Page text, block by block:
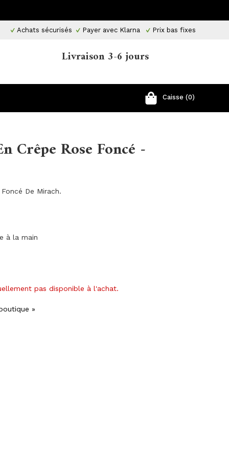
Achats sécurisés Payer avec Klarna Prix ​​bas fixes
Livraison 3-6 jours
Caisse (0)
Crêpe Rose Foncé -
De Mirach.
à la main
pas disponible à l'achat.
»